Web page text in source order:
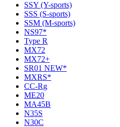
SSY (Y-sports)
SSS (S-sports)
SSM (M-sports)
NS97*
Type R
MX72
MX72+
SR01 NEW*
MXRS*
CC-Rg
ME20
MA45B
N35S
N30C